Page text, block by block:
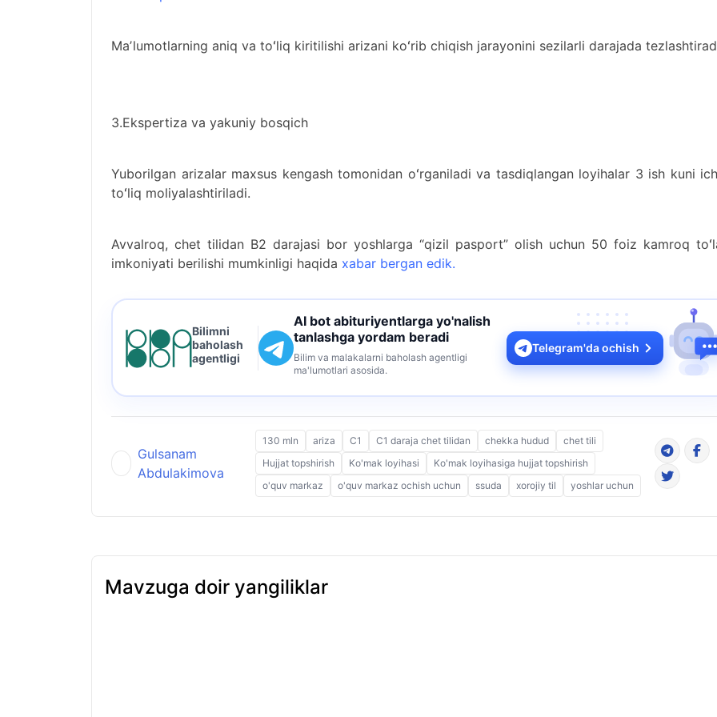
Maʼlumotlarning aniq va toʻliq kiritilishi arizani koʻrib chiqish jarayonini sezilarli darajada
3.Ekspertiza va yakuniy bosqich
Yuborilgan arizalar maxsus kengash tomonidan oʻrganiladi va tasdiqlangan loyihalar 3 ish kuni
toʻliq moliyalashtiriladi.
Avvalroq, chet tilidan B2 darajasi bor yoshlarga “qizil pasport” olish uchun 50 foiz kamroq
imkoniyati berilishi mumkinligi haqida xabar bergan edik.
Bilimni
baholash
agentligi
AI bot abituriyentlarga yo'nalish
tanlashga yordam beradi
Bilim va malakalarni baholash agentligi
ma'lumotlari asosida.
Telegram'da ochish
Gulsanam
Abdulakimova
130 mln ariza C1 C1 daraja chet tilidan chekka hudud
chet tili
Hujjat topshirish
Ko'mak loyihasi
Ko'mak loyihasiga hujjat topshirish
o'quv markaz
o'quv markaz ochish uchun ssuda xorojiy til yoshlar uchun
Mavzuga doir yangiliklar